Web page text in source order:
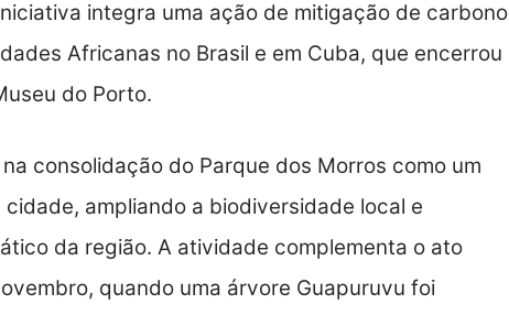
integra uma ação de mitigação de carbono
Africanas no Brasil e em Cuba, que encerrou
do Porto.
consolidação do Parque dos Morros como um
ampliando a biodiversidade local e
da região. A atividade complementa o ato
quando uma árvore Guapuruvu foi